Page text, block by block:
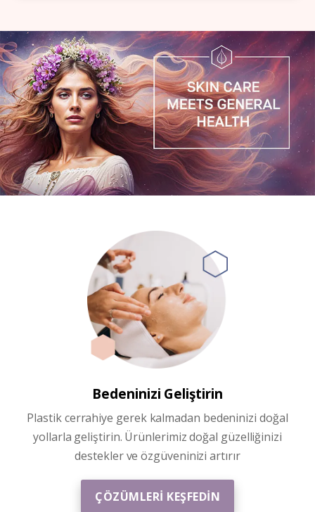
Bedeninizi Geliştirin
Plastik cerrahiye gerek kalmadan bedeninizi doğal
yollarla geliştirin. Ürünlerimiz doğal güzelliğinizi
destekler ve özgüveninizi artırır
ÇÖZÜMLERİ KEŞFEDİN